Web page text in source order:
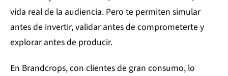
vida real de la audiencia. Pero te permiten simular
antes de invertir, validar antes de comprometerte y
explorar antes de producir.
En Brandcrops, con clientes de gran consumo, lo